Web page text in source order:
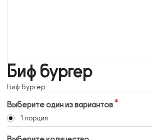
Биф бургер
Биф бургер
Выберите один из вариантов
1 порция